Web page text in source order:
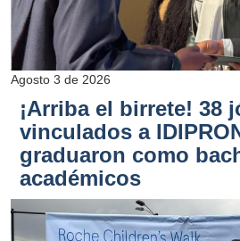
Agosto 3 de 2026
¡Arriba el birrete! 38
vinculados a
graduaron como
académicos